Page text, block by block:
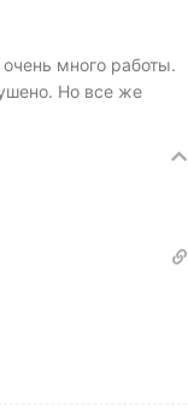
много работы.
Но все же